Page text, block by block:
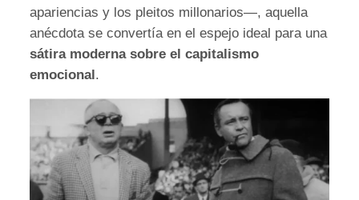
apariencias y los pleitos millonarios—, aquella
anécdota se convertía en el espejo ideal para una
sátira moderna sobre el capitalismo
emocional.